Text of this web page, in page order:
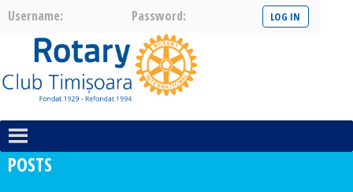
Username: Password:
POSTS